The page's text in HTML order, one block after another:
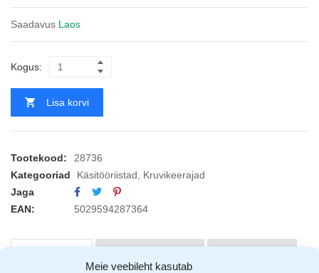
Meie veebileht kasutab
Saadavus Laos
Kogus:
Lisa korvi
Tootekood:
28736
Kategooriad
Käsitööriistad
Kruvikeerajad
Jaga
EAN:
5029594287364